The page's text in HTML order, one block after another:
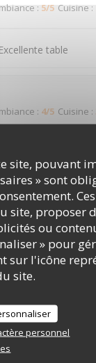
site, pouvant
» sont
site, proposer
ou
» pour
sur l'icône
site.
personnel
: 5/5 Cuisine :
table
: 4/5 Cuisine :
:5/5 Cuisine:
:5/5 Cuisine:
:5/5 Cuisine